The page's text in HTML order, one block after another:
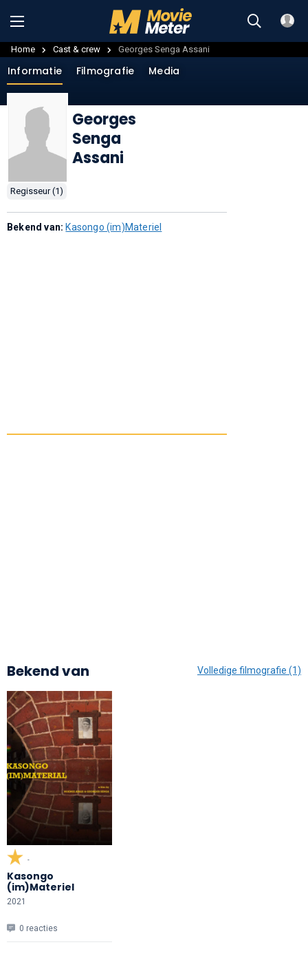
Home Cast & crew Georges Senga Assani
Informatie Filmografie Media
Georges
Senga
Assani
Regisseur (1)
Bekend van: Kasongo (im)Materiel
Bekend van Volledige filmografie (1)
-
Kasongo
(im)Materiel
2021
0 reacties